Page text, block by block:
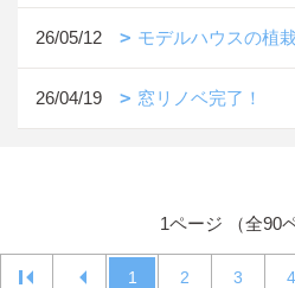
26/05/12 モデルハウスの植
26/04/19 窓リノベ完了！
1ページ （全90
1 2 3 4